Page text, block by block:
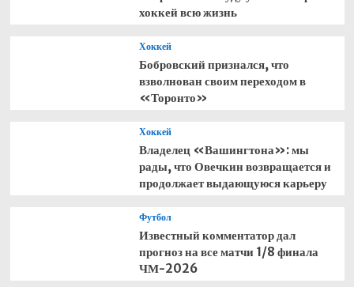
хоккей всю жизнь
Хоккей
Бобровский признался, что
взволнован своим переходом в
«Торонто»
Хоккей
Владелец «Вашингтона»: мы
рады, что Овечкин возвращается и
продолжает выдающуюся карьеру
Футбол
Известный комментатор дал
прогноз на все матчи 1/8 финала
ЧМ-2026